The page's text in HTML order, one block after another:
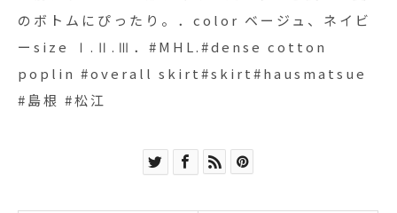
のボトムにぴったり。．color ベージュ、ネイビ
ーsize Ⅰ.Ⅱ.Ⅲ．#MHL.#dense cotton
poplin #overall skirt#skirt#hausmatsue
#島根 #松江